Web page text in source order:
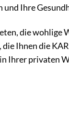
und Ihre
die wohlige
die Ihnen die
Ihrer privaten